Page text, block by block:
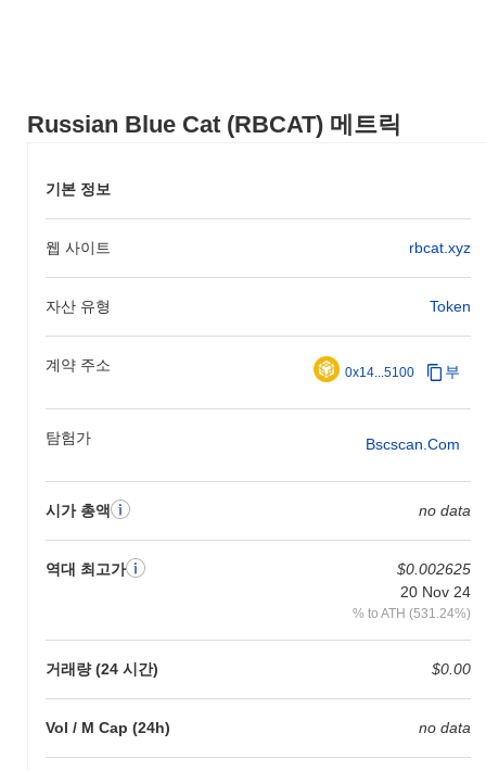
Russian Blue Cat (RBCAT) 메트릭
기본 정보
웹 사이트 rbcat.xyz
자산 유형 Token
계약 주소 0x14...5100 부
탐험가 Bscscan.com
시가 총액 no data
역대 최고가
$0.002625
20 Nov 24
% to ATH (531.24%)
거래량 (24 시간) $0.00
Vol / M Cap (24h) no data
는 생태계를 확장하기 위한 전략적 파트너십을 구축하고 있으며,
2024년 중반에 여러 통합을 목표로 하고 있습니다. 이러한 이니셔
양이가 변화하는 암호화폐 환경에서 경쟁력을 유지할 수 있도록 합
트를 제공합니다.
요?
러시안 블루 고양이는 레이어 1과 레이어 2 솔루션의 요소를 결합
한 독특한 하이브리드 아키텍처를 통해 차별화됩니다. 이는 향상된
확장성과 거래 지연 감소를 가능하게 합니다. 이 혁신적인 설계는
샤딩 기술을 통합하여 거래의 병렬 처리를 가능하게 하여 보안을
지 효율성을 강조하면서도 강력한 보안 가정을 유지하는 새로운 합
인 상호운용성 프로토콜을 특징으로 하여, 더 넓은 생태계 내에서
마켓플레이스와의 전략적 파트너십으로 더욱 풍부해지며, 사용자
에게 다양한 애플리케이션과 사용 사례를 제공합니다. 거버넌스는
커뮤니티 주도로 이루어져, 토큰 보유자들이 의사 결정 과정에 참
여할 수 있도록 하여 사용자 간의 소속감과 참여를 촉진합니다. 이
러한 요소들은 러시안 블루 고양이가 블록체인 기술의 진화하는 환
경에서 독특한 역할을 수행하는 데 기여합니다.
러시안 블루 고양이로 무엇을 할 수 있나요?
러시안 블루 고양이(RBCAT) 토큰은 생태계 내에서 여러 실용적인
용도로 사용됩니다. 주로 RBCAT은 거래 수수료로 사용되어 사용